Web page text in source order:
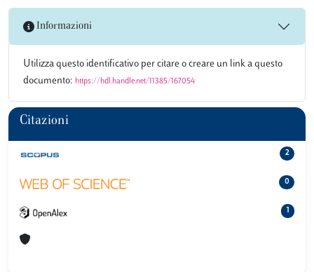
Informazioni
Utilizza questo identificativo per citare o creare un link a questo
documento: https://hdl.handle.net/11385/167054
Citazioni
2
0
1